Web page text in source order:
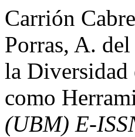
Carrión
Porras, A.
la Diversidad
como
(UBM) E-